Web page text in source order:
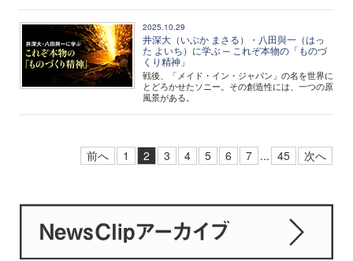
2025.10.29
井深大（いぶか まさる）・八田與一（はっ
た よいち）に学ぶ ─ これぞ本物の「ものづ
くり精神」
戦後、「メイド・イン・ジャパン」の名を世界に
とどろかせたソニー。その創造性には、一つの原
風景がある。
前へ 1 2 3 4 5 6 7 ... 45 次へ